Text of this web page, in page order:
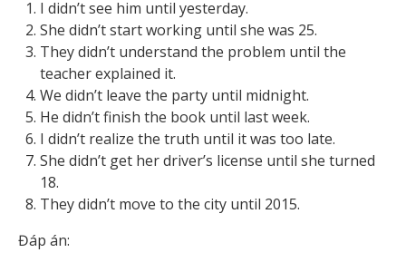
I didn’t see him until yesterday.
She didn’t start working until she was 25.
They didn’t understand the problem until the
teacher explained it.
We didn’t leave the party until midnight.
He didn’t finish the book until last week.
I didn’t realize the truth until it was too late.
She didn’t get her driver’s license until she turned
18.
They didn’t move to the city until 2015.
Đáp án: